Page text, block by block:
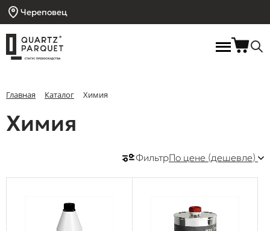
Череповец
Главная Каталог Химия
Химия
По цене (дешевле)
Фильтр